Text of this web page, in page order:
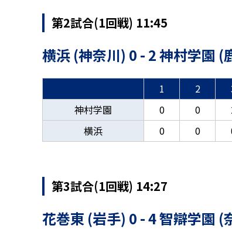
第2試合(1回戦) 11:45
横浜 (神奈川) 0 - 2 神村学園 (
1 2
神村学園
0 0
横浜
0 0
第3試合(1回戦) 14:27
花巻東 (岩手) 0 - 4 智辯学園 (